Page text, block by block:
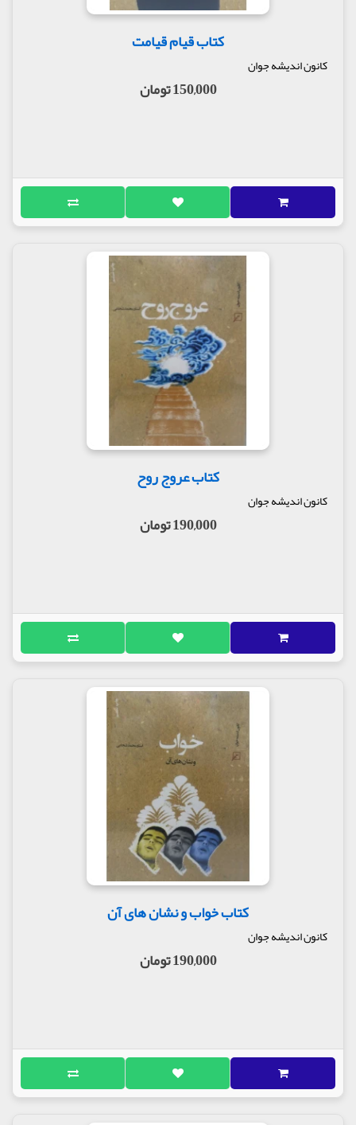
کتاب قیام قیامت
کانون اندیشه جوان
150,000 تومان
کتاب عروج روح
کانون اندیشه جوان
190,000 تومان
کتاب خواب و نشان های آن
کانون اندیشه جوان
190,000 تومان